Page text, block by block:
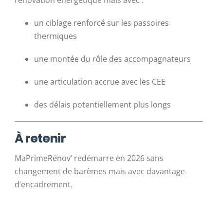
un ciblage renforcé sur les passoires
thermiques
une montée du rôle des accompagnateurs
une articulation accrue avec les CEE
des délais potentiellement plus longs
À retenir
MaPrimeRénov’ redémarre en 2026 sans
changement de barèmes mais avec davantage
d’encadrement.